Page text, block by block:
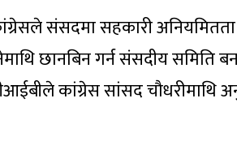
संसदमा सहकारी अनियमितता
छानबिन गर्न संसदीय समिति
कांग्रेस सांसद